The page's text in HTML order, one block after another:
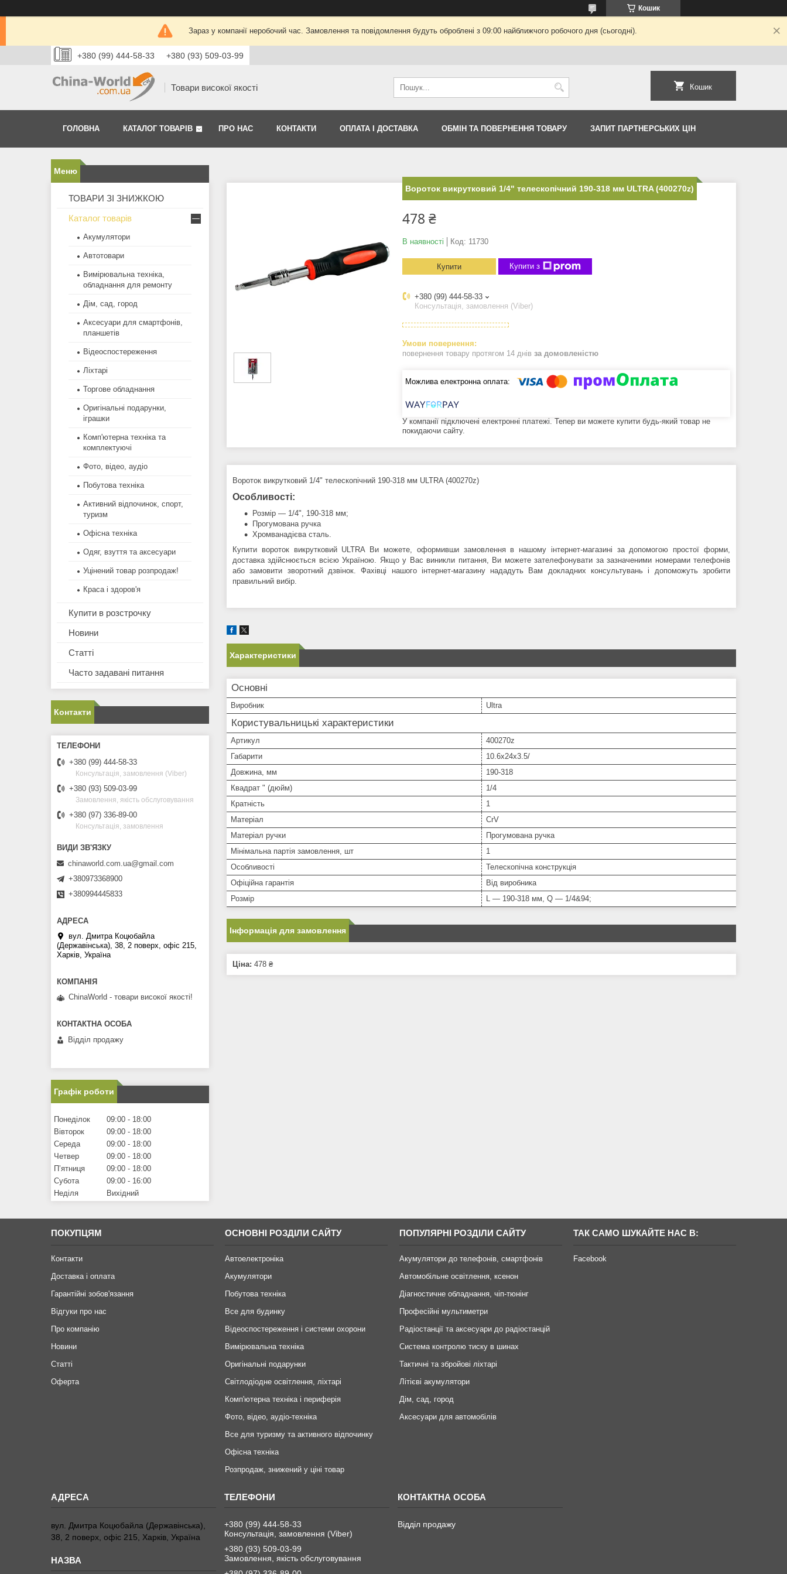
Кошик
Зараз у компанії неробочий час. Замовлення та повідомлення будуть оброблені з 09:00 найближчого робочого дня (сьогодні).
+380 (99) 444-58-33 +380 (93) 509-03-99
Товари високої якості Кошик
ГОЛОВНА КАТАЛОГ ТОВАРІВ ПРО НАС КОНТАКТИ ОПЛАТА І ДОСТАВКА ОБМІН ТА ПОВЕРНЕННЯ ТОВАРУ ЗАПИТ ПАРТНЕРСЬКИХ ЦІН
Вороток викрутковий 1/4" телескопічний 190-318 мм ULTRA (400270z)
478 ₴
В наявності Код: 11730
Купити Купити з
+380 (99) 444-58-33
Консультація, замовлення (Viber)
повернення товару протягом 14 днів за домовленістю
У компанії підключені електронні платежі. Тепер ви можете купити будь-який товар не
покидаючи сайту.
Вороток викрутковий 1/4" телескопічний 190-318 мм ULTRA (400270z)
Особливості:
Розмір — 1/4", 190-318 мм;
Прогумована ручка
Хромванадієва сталь.
Купити вороток викрутковий ULTRA Ви можете, оформивши замовлення в нашому інтернет-магазині за допомогою простої форми,
доставка здійснюється всією Україною. Якщо у Вас виникли питання, Ви можете зателефонувати за зазначеними номерами телефонів
або замовити зворотний дзвінок. Фахівці нашого інтернет-магазину нададуть Вам докладних консультувань і допоможуть зробити
правильний вибір.
Характеристики
Основні
Виробник Ultra
Користувальницькі характеристики
Артикул
400270z
Габарити
10.6x24x3.5/
Довжина, мм
190-318
Квадрат " (дюйм)
1/4
Кратність
1
Матеріал
CrV
Матеріал ручки
Прогумована ручка
Мінімальна партія замовлення, шт
1
Особливості
Телескопічна конструкція
Офіційна гарантія
Від виробника
Розмір
L — 190-318 мм, Q — 1/4&94;
Інформація для замовлення
Ціна: 478 ₴
ТОВАРИ ЗІ ЗНИЖКОЮ
Каталог товарів
Акумулятори
Автотовари
Вимірювальна техніка,
обладнання для ремонту
Дім, сад, город
Аксесуари для смартфонів,
планшетів
Відеоспостереження
Ліхтарі
Торгове обладнання
Оригінальні подарунки,
іграшки
Комп'ютерна техніка та
комплектуючі
Фото, відео, аудіо
Побутова техніка
Активний відпочинок, спорт,
туризм
Офісна техніка
Одяг, взуття та аксесуари
Уцінений товар розпродаж!
Краса і здоров'я
Купити в розстрочку
Новини
Статті
Часто задавані питання
Контакти
+380 (99) 444-58-33
Консультація, замовлення (Viber)
+380 (93) 509-03-99
Замовлення, якість обслуговування
+380 (97) 336-89-00
Консультація, замовлення
chinaworld.com.ua@gmail.com
+380973368900
+380994445833
вул. Дмитра Коцюбайла
(Державінська), 38, 2 поверх, офіс 215,
Харків, Україна
ChinaWorld - товари високої якості!
Відділ продажу
Графік роботи
Понеділок 09:00
18:00
Вівторок
09:00
18:00
Середа
09:00
18:00
Четвер
09:00
18:00
Пʼятниця
09:00
18:00
Субота
09:00
16:00
Неділя
Вихідний
ПОКУПЦЯМ
Контакти
Доставка і оплата
Гарантійні зобов'язання
Відгуки про нас
Про компанію
Новини
Статті
Оферта
ОСНОВНІ РОЗДІЛИ САЙТУ
Автоелектроніка
Акумулятори
Побутова техніка
Все для будинку
Відеоспостереження і системи охорони
Вимірювальна техніка
Оригінальні подарунки
Світлодіодне освітлення, ліхтарі
Комп'ютерна техніка і периферія
Фото, відео, аудіо-техніка
Все для туризму та активного відпочинку
Офісна техніка
Розпродаж, знижений у ціні товар
ПОПУЛЯРНІ РОЗДІЛИ САЙТУ
Акумулятори до телефонів, смартфонів
Автомобільне освітлення, ксенон
Діагностичне обладнання, чіп-тюнінг
Професійні мультиметри
Радіостанції та аксесуари до радіостанцій
Система контролю тиску в шинах
Тактичні та збройові ліхтарі
Літієві акумулятори
Дім, сад, город
Аксесуари для автомобілів
ТАК САМО ШУКАЙТЕ НАС В:
Facebook
вул. Дмитра Коцюбайла (Державінська),
38, 2 поверх, офіс 215, Харків, Україна
+380 (99) 444-58-33
Консультація, замовлення (Viber)
+380 (93) 509-03-99
Замовлення, якість обслуговування
Відділ продажу